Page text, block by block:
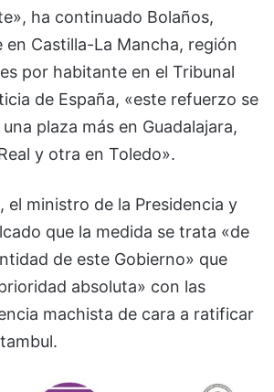
ha continuado Bolaños,
en Castilla-La Mancha, región
por habitante en el Tribunal
de España, «este refuerzo se
plaza más en Guadalajara,
y otra en Toledo».
el ministro de la Presidencia y
que la medida se trata «de
de este Gobierno» que
absoluta» con las
machista de cara a ratificar